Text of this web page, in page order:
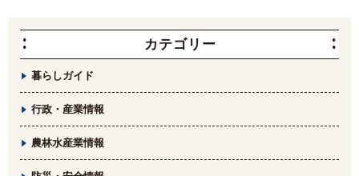
カテゴリー
暮らしガイド
行政・産業情報
農林水産業情報